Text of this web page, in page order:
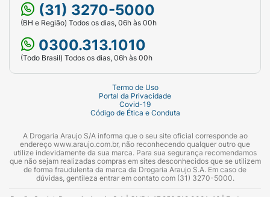
(31) 3270-5000
(BH e Região) Todos os dias, 06h às 00h
0300.313.1010
(Todo Brasil) Todos os dias, 06h às 00h
Termo de Uso
Portal da Privacidade
Covid-19
Código de Ética e Conduta
A Drogaria Araujo S/A informa que o seu site oficial corresponde ao
endereço www.araujo.com.br, não reconhecendo qualquer outro que
utilize indevidamente da sua marca. Para sua segurança recomendamos
que não sejam realizadas compras em sites desconhecidos que se utilizem
de forma fraudulenta da marca da Drogaria Araujo S.A. Em caso de
dúvidas, gentileza entrar em contato com (31) 3270-5000.